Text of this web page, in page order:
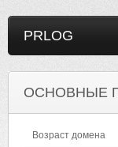
PRLOG
ОСНОВНЫЕ
Возраст домена